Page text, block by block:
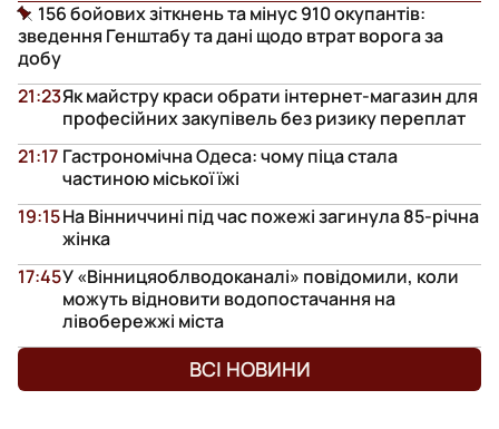
156 бойових зіткнень та мінус 910 окупантів:
зведення Генштабу та дані щодо втрат ворога за
добу
Як майстру краси обрати інтернет-магазин для
професійних закупівель без ризику переплат
21:23
Гастрономічна Одеса: чому піца стала
частиною міської їжі
21:17
На Вінниччині під час пожежі загинула 85-річна
жінка
19:15
У «Вінницяоблводоканалі» повідомили, коли
можуть відновити водопостачання на
лівобережжі міста
17:45
ВСІ НОВИНИ